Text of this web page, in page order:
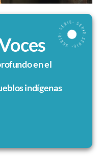
en el
indígenas